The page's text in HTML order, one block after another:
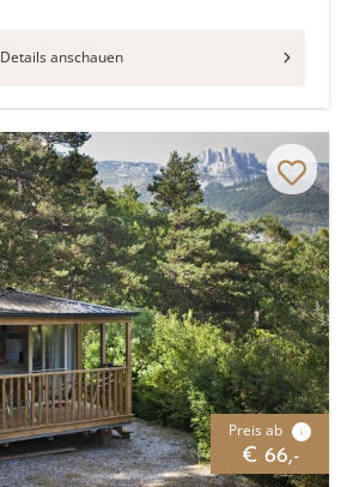
Details anschauen
Preis ab i
€ 66,-